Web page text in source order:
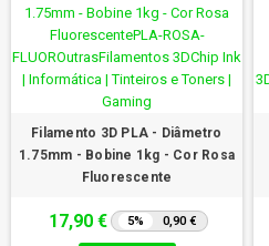
Filamento 3D PLA - Diâmetro
1.75mm - Bobine 1kg - Cor Rosa
Fluorescente
17,90 € 5% 0,90 €